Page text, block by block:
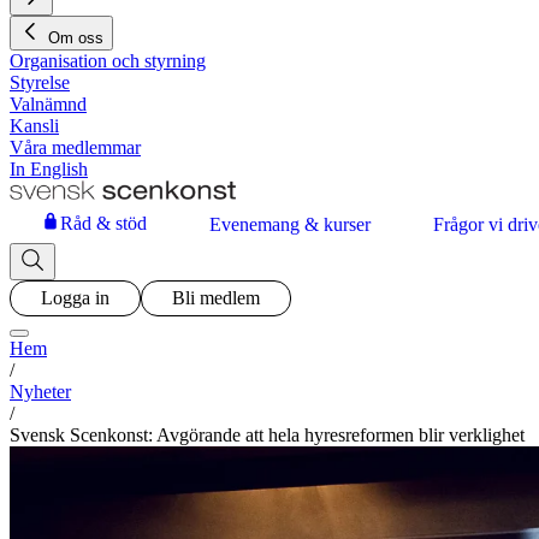
Om oss
Organisation och styrning
Styrelse
Valnämnd
Kansli
Våra medlemmar
In English
Råd & stöd Evenemang & kurser Frågor vi
Logga in Bli medlem
Hem
/
Nyheter
/
Svensk Scenkonst: Avgörande att hela hyresreformen blir verklighet